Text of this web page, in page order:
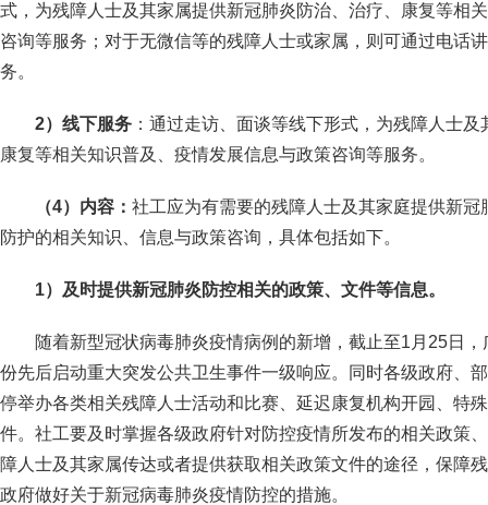
式，为残障人士及其家属提供新冠肺炎防治、治疗、康复等相
咨询等服务；对于无微信等的残障人士或家属，则可通过电话
务。
2）线下服务 ：通过走访、面谈等线下形式，为残障人士
康复等相关知识普及、疫情发展信息与政策咨询等服务。
（4）内容： 社工应为有需要的残障人士及其家庭提供新
防护的相关知识、信息与政策咨询，具体包括如下。
1）及时提供新冠肺炎防控相关的政策、文件等信息。
随着新型冠状病毒肺炎疫情病例的新增，截止至1月25日
份先后启动重大突发公共卫生事件一级响应。同时各级政府、
停举办各类相关残障人士活动和比赛、延迟康复机构开园、特
件。社工要及时掌握各级政府针对防控疫情所发布的相关政策
障人士及其家属传达或者提供获取相关政策文件的途径，保障
政府做好关于新冠病毒肺炎疫情防控的措施。